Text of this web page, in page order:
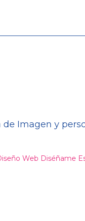
de Imagen y
Web Diséñame